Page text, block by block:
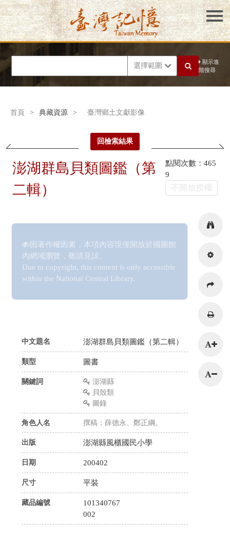
選擇範圍
顯示進
階搜尋
首頁 > 典藏資源 > 臺灣鄉土文獻影像
回檢索結果
澎湖群島貝類圖鑑（第
二輯）
點閱次數：465
9
因著作權因素，本項內容現僅開放於國圖館
內網域瀏覽，敬請見諒。
Due to copyright, this content is only accessible
within the National Central Library.
中文題名 澎湖群島貝類圖鑑（第二輯）
類型 圖書
關鍵詞
澎湖縣
貝殼類
圖錄
角色人名 撰稿：薛德永、鄭正綱。
出版 澎湖縣風櫃國民小學
日期 200402
尺寸 平裝
藏品編號
101340767
002